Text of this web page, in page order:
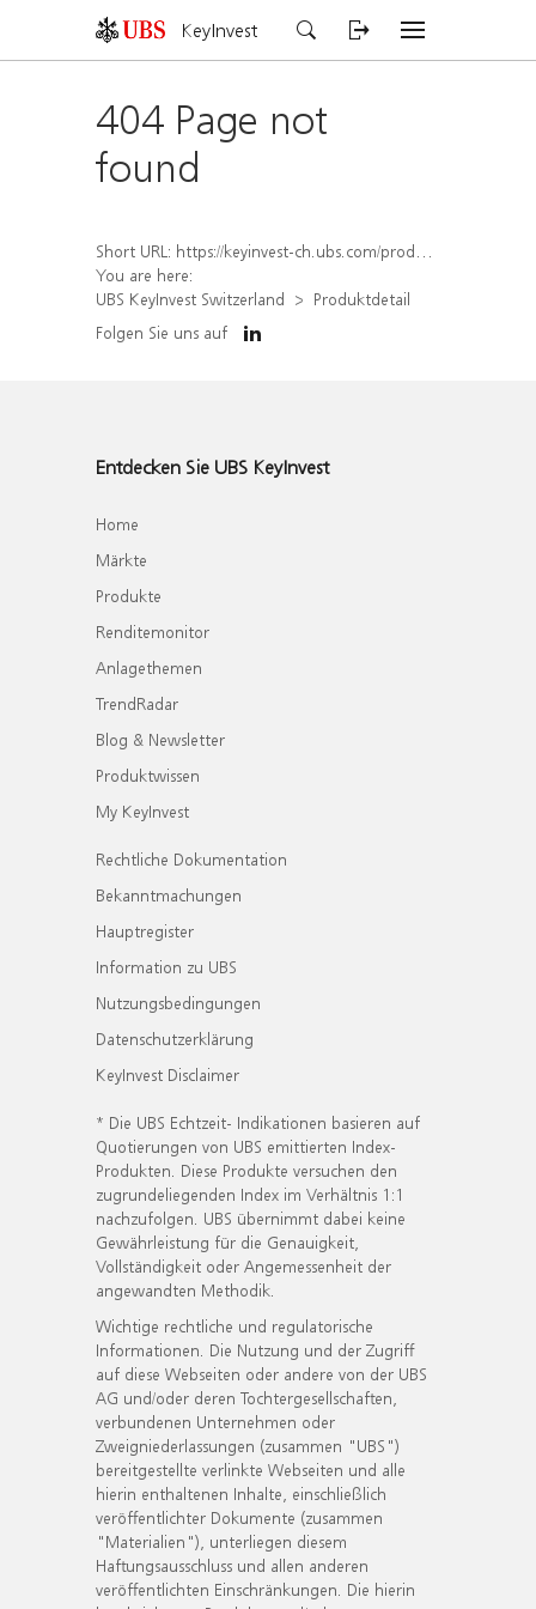
KeyInvest
404 Page not
found
Short URL: https://keyinvest-ch.ubs.com/produkt/detail/index/isin/CH1564515539
You are here:
UBS KeyInvest Switzerland
Produktdetail
Folgen Sie uns auf
Entdecken Sie UBS KeyInvest
Home
Märkte
Produkte
Renditemonitor
Anlagethemen
TrendRadar
Blog & Newsletter
Produktwissen
My KeyInvest
Rechtliche Dokumentation
Bekanntmachungen
Hauptregister
Information zu UBS
Nutzungsbedingungen
Datenschutzerklärung
KeyInvest Disclaimer
* Die UBS Echtzeit- Indikationen basieren auf
Quotierungen von UBS emittierten Index-
Produkten. Diese Produkte versuchen den
zugrundeliegenden Index im Verhältnis 1:1
nachzufolgen. UBS übernimmt dabei keine
Gewährleistung für die Genauigkeit,
Vollständigkeit oder Angemessenheit der
angewandten Methodik.
Wichtige rechtliche und regulatorische
Informationen. Die Nutzung und der Zugriff
auf diese Webseiten oder andere von der UBS
AG und/oder deren Tochtergesellschaften,
verbundenen Unternehmen oder
Zweigniederlassungen (zusammen "UBS")
bereitgestellte verlinkte Webseiten und alle
hierin enthaltenen Inhalte, einschließlich
veröffentlichter Dokumente (zusammen
"Materialien"), unterliegen diesem
Haftungsausschluss und allen anderen
veröffentlichten Einschränkungen. Die hierin